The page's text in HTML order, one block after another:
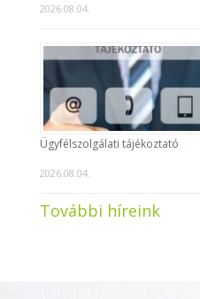
2026.08.04.
Ügyfélszolgálati tájékoztató
2026.08.04.
További híreink